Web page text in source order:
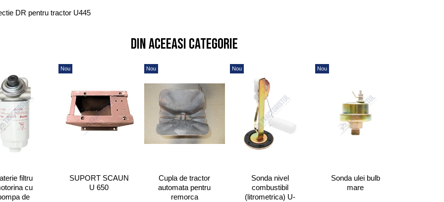
DR pentru tractor U445
Din aceeasi categorie
filtru
cu
de
Nou
SUPORT SCAUN
U 650
Nou
Cupla de tractor
automata pentru
remorca
Nou
Sonda nivel
combustibil
(litrometrica) U-
Nou
Sonda ulei bulb
mare